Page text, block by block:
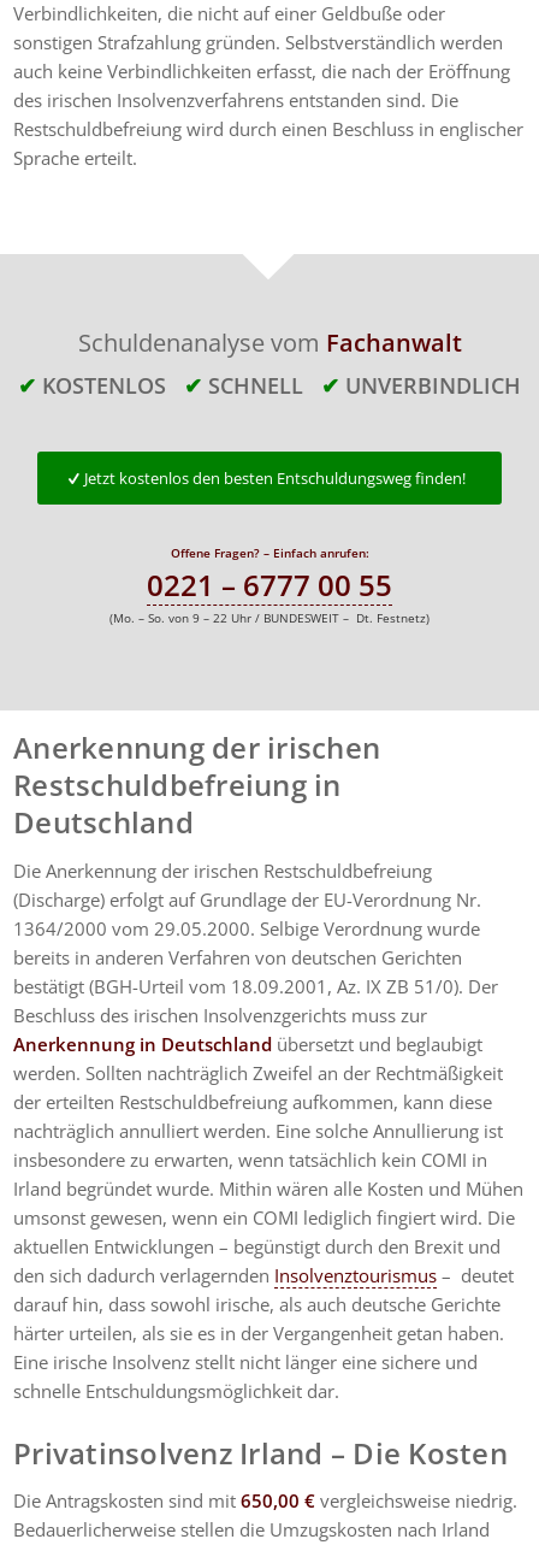
Verbindlichkeiten, die nicht auf einer Geldbuße oder
sonstigen Strafzahlung gründen. Selbstverständlich werden
auch keine Verbindlichkeiten erfasst, die nach der Eröffnung
des irischen Insolvenzverfahrens entstanden sind. Die
Restschuldbefreiung wird durch einen Beschluss in englischer
Sprache erteilt.
Schuldenanalyse vom Fachanwalt
✔ KOSTENLOS ✔ SCHNELL ✔ UNVERBINDLICH
Jetzt kostenlos den besten Entschuldungsweg finden!
Offene Fragen? – Einfach anrufen:
0221 – 6777 00 55
(Mo. – So. von 9 – 22 Uhr / BUNDESWEIT – Dt. Festnetz)
Anerkennung der irischen
Restschuldbefreiung in
Deutschland
Die Anerkennung der irischen Restschuldbefreiung
(Discharge) erfolgt auf Grundlage der EU-Verordnung Nr.
1364/2000 vom 29.05.2000. Selbige Verordnung wurde
bereits in anderen Verfahren von deutschen Gerichten
bestätigt (BGH-Urteil vom 18.09.2001, Az. IX ZB 51/0). Der
Beschluss des irischen Insolvenzgerichts muss zur
Anerkennung in Deutschland übersetzt und beglaubigt
werden. Sollten nachträglich Zweifel an der Rechtmäßigkeit
der erteilten Restschuldbefreiung aufkommen, kann diese
nachträglich annulliert werden. Eine solche Annullierung ist
insbesondere zu erwarten, wenn tatsächlich kein COMI in
Irland begründet wurde. Mithin wären alle Kosten und Mühen
umsonst gewesen, wenn ein COMI lediglich fingiert wird. Die
aktuellen Entwicklungen – begünstigt durch den Brexit und
den sich dadurch verlagernden Insolvenztourismus – deutet
darauf hin, dass sowohl irische, als auch deutsche Gerichte
härter urteilen, als sie es in der Vergangenheit getan haben.
Eine irische Insolvenz stellt nicht länger eine sichere und
schnelle Entschuldungsmöglichkeit dar.
Privatinsolvenz Irland – Die Kosten
Die Antragskosten sind mit650,00 € vergleichsweise niedrig.
Bedauerlicherweise stellen die Umzugskosten nach Irland